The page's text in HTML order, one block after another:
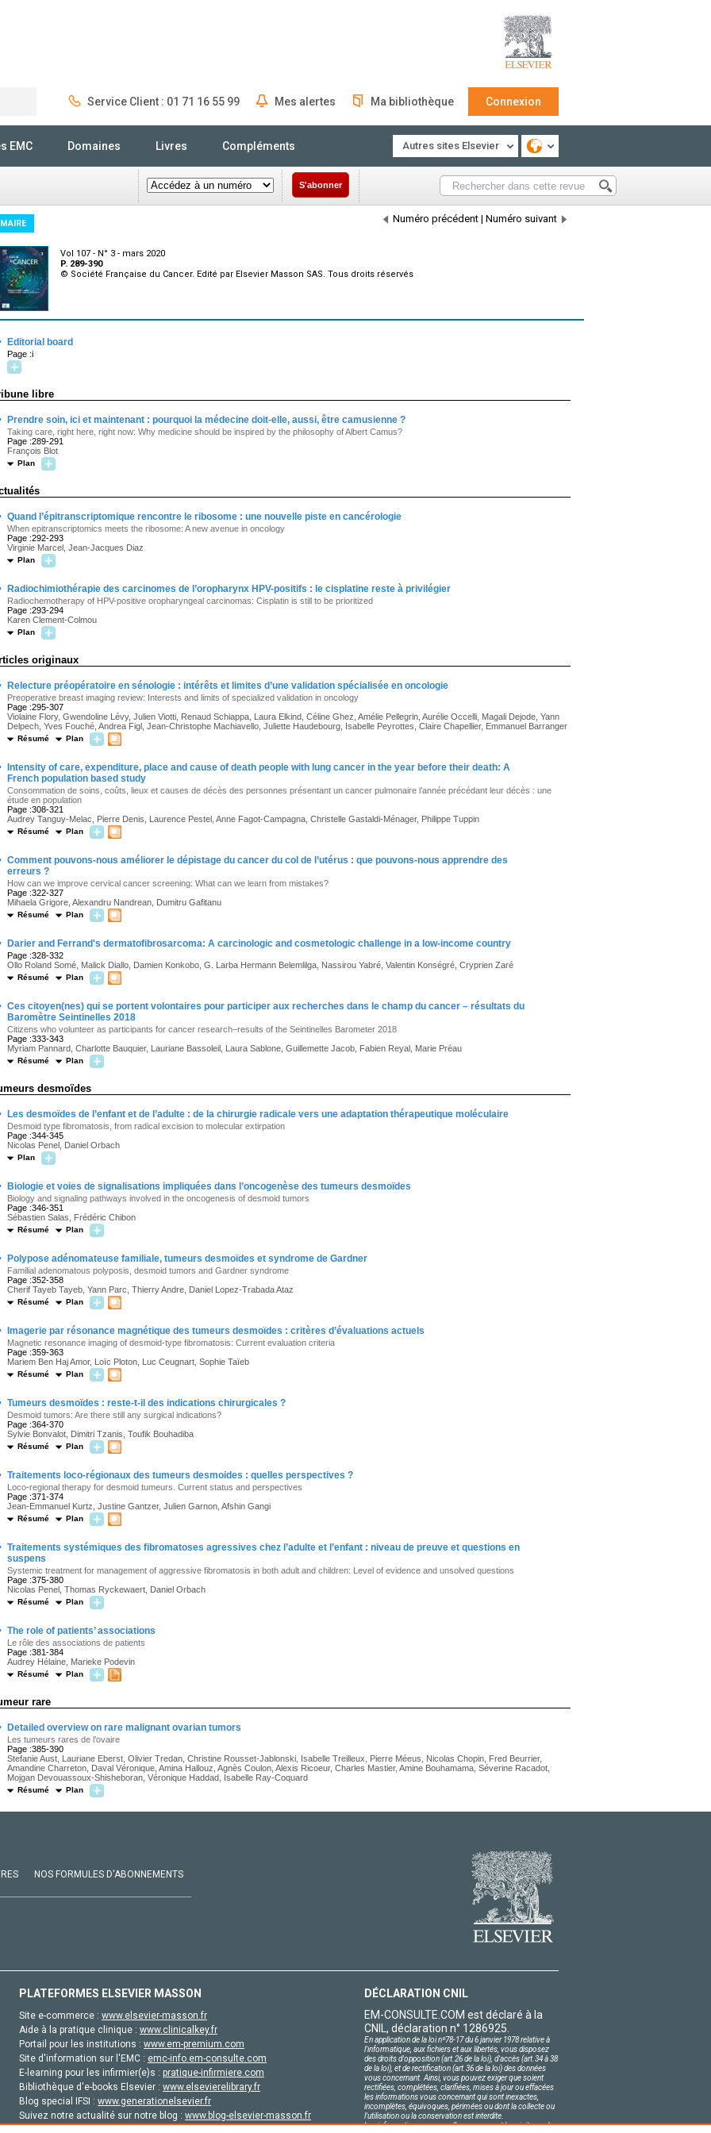
Service Client : 01 71 16 55 99 Mes alertes Ma bibliothèque Connexion
EMC Domaines Livres Compléments Autres sites Elsevier
S'abonner
Numéro précédent | Numéro suivant
Vol 107 - N° 3 - mars 2020
P. 289-390
© Société Française du Cancer. Edité par Elsevier Masson SAS. Tous droits réservés
Editorial board
Page :i
libre
Prendre soin, ici et maintenant : pourquoi la médecine doit-elle, aussi, être camusienne ?
Taking care, right here, right now: Why medicine should be inspired by the philosophy of Albert Camus?
Page :289-291
François Blot
Plan
Quand l’épitranscriptomique rencontre le ribosome : une nouvelle piste en cancérologie
When epitranscriptomics meets the ribosome: A new avenue in oncology
Page :292-293
Virginie Marcel, Jean-Jacques Diaz
Plan
Radiochimiothérapie des carcinomes de l’oropharynx HPV-positifs : le cisplatine reste à privilégier
Radiochemotherapy of HPV-positive oropharyngeal carcinomas: Cisplatin is still to be prioritized
Page :293-294
Karen Clement-Colmou
Plan
originaux
Relecture préopératoire en sénologie : intérêts et limites d’une validation spécialisée en oncologie
Preoperative breast imaging review: Interests and limits of specialized validation in oncology
Page :295-307
Violaine Flory, Gwendoline Lévy, Julien Viotti, Renaud Schiappa, Laura Elkind, Céline Ghez, Amélie Pellegrin, Aurélie Occelli, Magali Dejode, Yann
Delpech, Yves Fouché, Andrea Figl, Jean-Christophe Machiavello, Juliette Haudebourg, Isabelle Peyrottes, Claire Chapellier, Emmanuel Barranger
Résumé Plan
Intensity of care, expenditure, place and cause of death people with lung cancer in the year before their death: A
French population based study
Consommation de soins, coûts, lieux et causes de décès des personnes présentant un cancer pulmonaire l’année précédant leur décès : une
étude en population
Page :308-321
Audrey Tanguy-Melac, Pierre Denis, Laurence Pestel, Anne Fagot-Campagna, Christelle Gastaldi-Ménager, Philippe Tuppin
Résumé Plan
Comment pouvons-nous améliorer le dépistage du cancer du col de l’utérus : que pouvons-nous apprendre des
erreurs ?
How can we improve cervical cancer screening: What can we learn from mistakes?
Page :322-327
Mihaela Grigore, Alexandru Nandrean, Dumitru Gafitanu
Résumé Plan
Darier and Ferrand's dermatofibrosarcoma: A carcinologic and cosmetologic challenge in a low-income country
Page :328-332
Ollo Roland Somé, Malick Diallo, Damien Konkobo, G. Larba Hermann Belemlilga, Nassirou Yabré, Valentin Konségré, Cryprien Zaré
Résumé Plan
Ces citoyen(nes) qui se portent volontaires pour participer aux recherches dans le champ du cancer – résultats du
Baromètre Seintinelles 2018
Citizens who volunteer as participants for cancer research–results of the Seintinelles Barometer 2018
Page :333-343
Myriam Pannard, Charlotte Bauquier, Lauriane Bassoleil, Laura Sablone, Guillemette Jacob, Fabien Reyal, Marie Préau
Résumé Plan
desmoïdes
Les desmoïdes de l’enfant et de l’adulte : de la chirurgie radicale vers une adaptation thérapeutique moléculaire
Desmoid type fibromatosis, from radical excision to molecular extirpation
Page :344-345
Nicolas Penel, Daniel Orbach
Plan
Biologie et voies de signalisations impliquées dans l’oncogenèse des tumeurs desmoïdes
Biology and signaling pathways involved in the oncogenesis of desmoid tumors
Page :346-351
Sébastien Salas, Frédéric Chibon
Résumé Plan
Polypose adénomateuse familiale, tumeurs desmoïdes et syndrome de Gardner
Familial adenomatous polyposis, desmoid tumors and Gardner syndrome
Page :352-358
Cherif Tayeb Tayeb, Yann Parc, Thierry Andre, Daniel Lopez-Trabada Ataz
Résumé Plan
Imagerie par résonance magnétique des tumeurs desmoïdes : critères d’évaluations actuels
Magnetic resonance imaging of desmoid-type fibromatosis: Current evaluation criteria
Page :359-363
Mariem Ben Haj Amor, Loïc Ploton, Luc Ceugnart, Sophie Taïeb
Résumé Plan
Tumeurs desmoïdes : reste-t-il des indications chirurgicales ?
Desmoid tumors: Are there still any surgical indications?
Page :364-370
Sylvie Bonvalot, Dimitri Tzanis, Toufik Bouhadiba
Résumé Plan
Traitements loco-régionaux des tumeurs desmoides : quelles perspectives ?
Loco-regional therapy for desmoid tumeurs. Current status and perspectives
Page :371-374
Jean-Emmanuel Kurtz, Justine Gantzer, Julien Garnon, Afshin Gangi
Résumé Plan
Traitements systémiques des fibromatoses agressives chez l’adulte et l’enfant : niveau de preuve et questions en
suspens
Systemic treatment for management of aggressive fibromatosis in both adult and children: Level of evidence and unsolved questions
Page :375-380
Nicolas Penel, Thomas Ryckewaert, Daniel Orbach
Résumé Plan
The role of patients’ associations
Le rôle des associations de patients
Page :381-384
Audrey Hélaine, Marieke Podevin
Résumé Plan
rare
Detailed overview on rare malignant ovarian tumors
Les tumeurs rares de l’ovaire
Page :385-390
Stefanie Aust, Lauriane Eberst, Olivier Tredan, Christine Rousset-Jablonski, Isabelle Treilleux, Pierre Méeus, Nicolas Chopin, Fred Beurrier,
Amandine Charreton, Daval Véronique, Amina Hallouz, Agnès Coulon, Alexis Ricoeur, Charles Mastier, Amine Bouhamama, Séverine Racadot,
Mojgan Devouassoux-Shisheboran, Véronique Haddad, Isabelle Ray-Coquard
Résumé Plan
NOS FORMULES D'ABONNEMENTS
PLATEFORMES ELSEVIER MASSON
Site e-commerce : www.elsevier-masson.fr
Aide à la pratique clinique : www.clinicalkey.fr
Portail pour les institutions : www.em-premium.com
Site d'information sur l'EMC : emc-info.em-consulte.com
E-learning pour les infirmier(e)s : pratique-infirmiere.com
Bibliothèque d'e-books Elsevier : www.elsevierelibrary.fr
Blog special IFSI : www.generationelsevier.fr
Suivez notre actualité sur notre blog : www.blog-elsevier-masson.fr
DÉCLARATION CNIL
EM-CONSULTE.COM est déclaré à la
CNIL, déclaration n° 1286925.
En application de la loi nº78-17 du 6 janvier 1978 relative à
l'informatique, aux fichiers et aux libertés, vous disposez
des droits d'opposition (art.26 de la loi), d'accès (art.34 à 38
de la loi), et de rectification (art.36 de la loi) des données
vous concernant. Ainsi, vous pouvez exiger que soient
rectifiées, complétées, clarifiées, mises à jour ou effacées
les informations vous concernant qui sont inexactes,
incomplètes, équivoques, périmées ou dont la collecte ou
l'utilisation ou la conservation est interdite.
Les informations personnelles concernant les visiteurs de